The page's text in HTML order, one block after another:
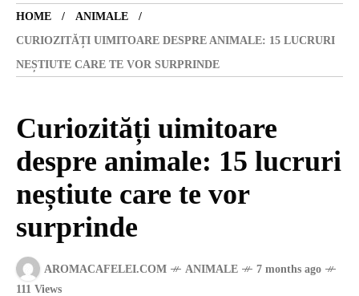
HOME
ANIMALE
CURIOZITĂȚI UIMITOARE DESPRE ANIMALE: 15 LUCRURI
NEȘTIUTE CARE TE VOR SURPRINDE
Curiozități uimitoare
despre animale: 15 lucruri
neștiute care te vor
surprinde
AROMACAFELEI.COM ANIMALE
7 months ago
111 Views
HOROSCOP
ENGLISH
CONTENT
TRAVEL
SANATATE